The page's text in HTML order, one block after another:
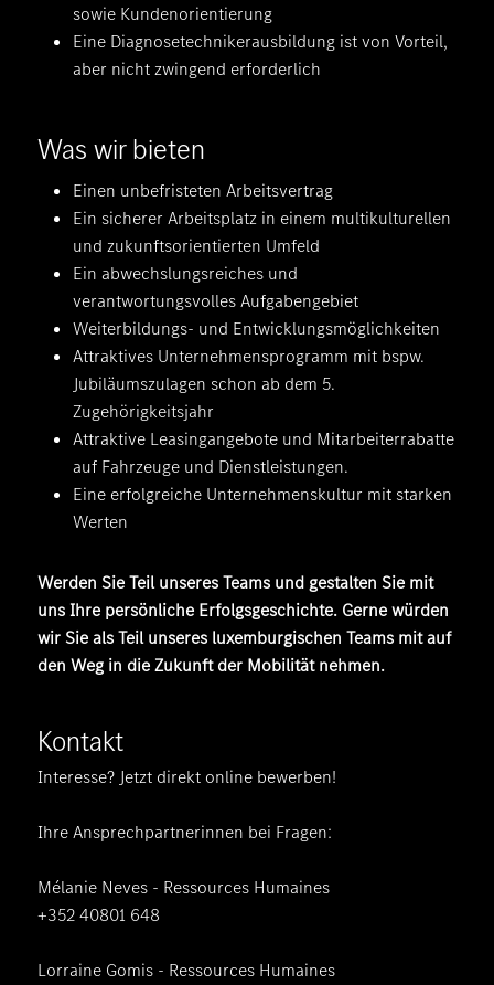
sowie Kundenorientierung
Eine Diagnosetechnikerausbildung ist von Vorteil,
aber nicht zwingend erforderlich
Was wir bieten
Einen unbefristeten Arbeitsvertrag
Ein sicherer Arbeitsplatz in einem multikulturellen
und zukunftsorientierten Umfeld
Ein abwechslungsreiches und
verantwortungsvolles Aufgabengebiet
Weiterbildungs- und Entwicklungsmöglichkeiten
Attraktives Unternehmensprogramm mit bspw.
Jubiläumszulagen schon ab dem 5.
Zugehörigkeitsjahr
Attraktive Leasingangebote und Mitarbeiterrabatte
auf Fahrzeuge und Dienstleistungen.
Eine erfolgreiche Unternehmenskultur mit starken
Werten
Werden Sie Teil unseres Teams und gestalten Sie mit
uns Ihre persönliche Erfolgsgeschichte. Gerne würden
wir Sie als Teil unseres luxemburgischen Teams mit auf
den Weg in die Zukunft der Mobilität nehmen.
Kontakt
Interesse? Jetzt direkt online bewerben!
Ihre Ansprechpartnerinnen bei Fragen:
Mélanie Neves - Ressources Humaines
+352 40801 648
Lorraine Gomis - Ressources Humaines